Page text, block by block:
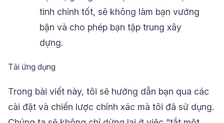
tinh chỉnh tốt, sẽ không làm bạn vướng
bận và cho phép bạn tập trung xây
dựng.
Tải ứng dụng
Trong bài viết này, tôi sẽ hướng dẫn bạn qua các
cài đặt và chiến lược chính xác mà tôi đã sử dụng.